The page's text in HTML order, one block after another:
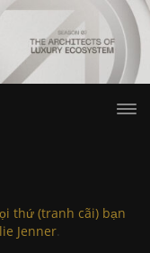
thứ (tranh cãi) bạn
Jenner.